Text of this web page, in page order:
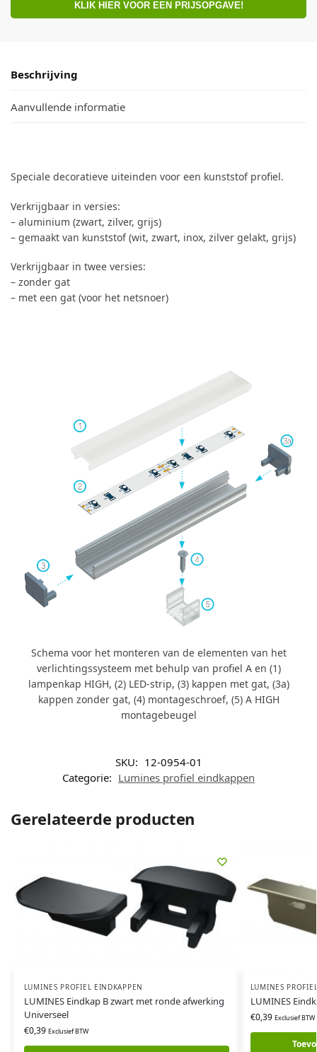
KLIK HIER VOOR EEN PRIJSOPGAVE!
Beschrijving
Aanvullende informatie
Speciale decoratieve uiteinden voor een kunststof profiel.
Verkrijgbaar in versies:
– aluminium (zwart, zilver, grijs)
– gemaakt van kunststof (wit, zwart, inox, zilver gelakt, grijs)
Verkrijgbaar in twee versies:
– zonder gat
– met een gat (voor het netsnoer)
Schema voor het monteren van de elementen van het
verlichtingssysteem met behulp van profiel A en (1)
lampenkap HIGH, (2) LED-strip, (3) kappen met gat, (3a)
kappen zonder gat, (4) montageschroef, (5) A HIGH
montagebeugel
SKU: 12-0954-01
Categorie: Lumines profiel eindkappen
Gerelateerde producten
LUMINES PROFIEL EINDKAPPEN
LUMINES Eindkap B zwart met ronde afwerking
Universeel
€0,39 Exclusief BTW
LUMINES
LUMINES
€0,39 Exclusief BTW